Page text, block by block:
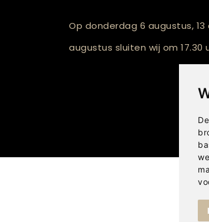
Op donderdag 6 augustus, 13
augustus sluiten wij om 17.30